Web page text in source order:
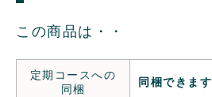
この商品は・・
定期コースへの
同梱
同梱できます